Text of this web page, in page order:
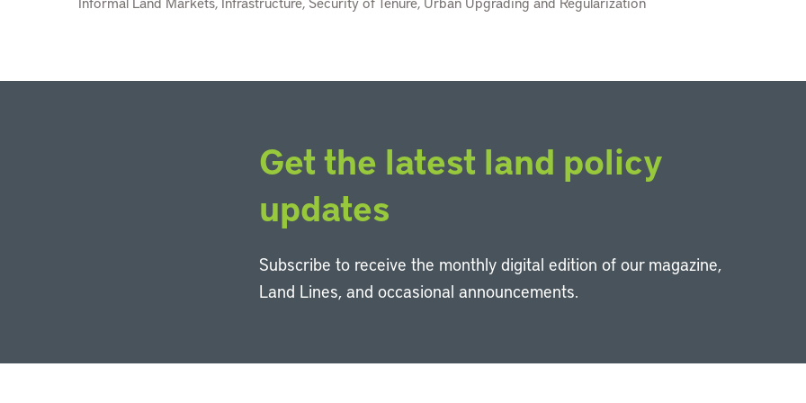
Get the latest land policy
updates
Subscribe to receive the monthly digital edition of our magazine,
Land Lines, and occasional announcements.